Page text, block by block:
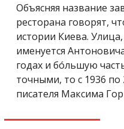
Объясняя название
ресторана говорят,
истории Киева.
именуется
годах и бóльшую
точными, то с 1936 по
писателя Максима